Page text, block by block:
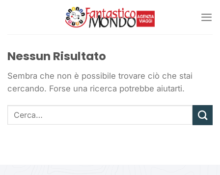
Nessun Risultato
Sembra che non è possibile trovare ciò che stai
cercando. Forse una ricerca potrebbe aiutarti.